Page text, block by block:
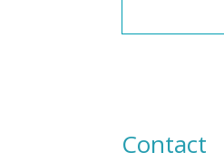
Contact